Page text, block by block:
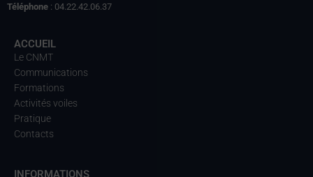
Téléphone : 04.22.42.06.37
ACCUEIL
Le CNMT
Communications
Formations
Activités voiles
Pratique
Contacts
INFORMATIONS